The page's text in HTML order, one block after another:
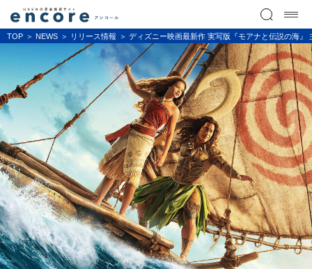
TOP NEWS リリース情報 ディズニー映画最新作 実写版『モアナと伝説の海